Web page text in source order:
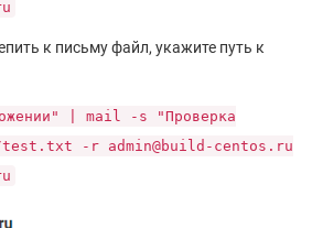
к письму файл, укажите путь к
| mail -s "Проверка
-r admin@build-centos.ru